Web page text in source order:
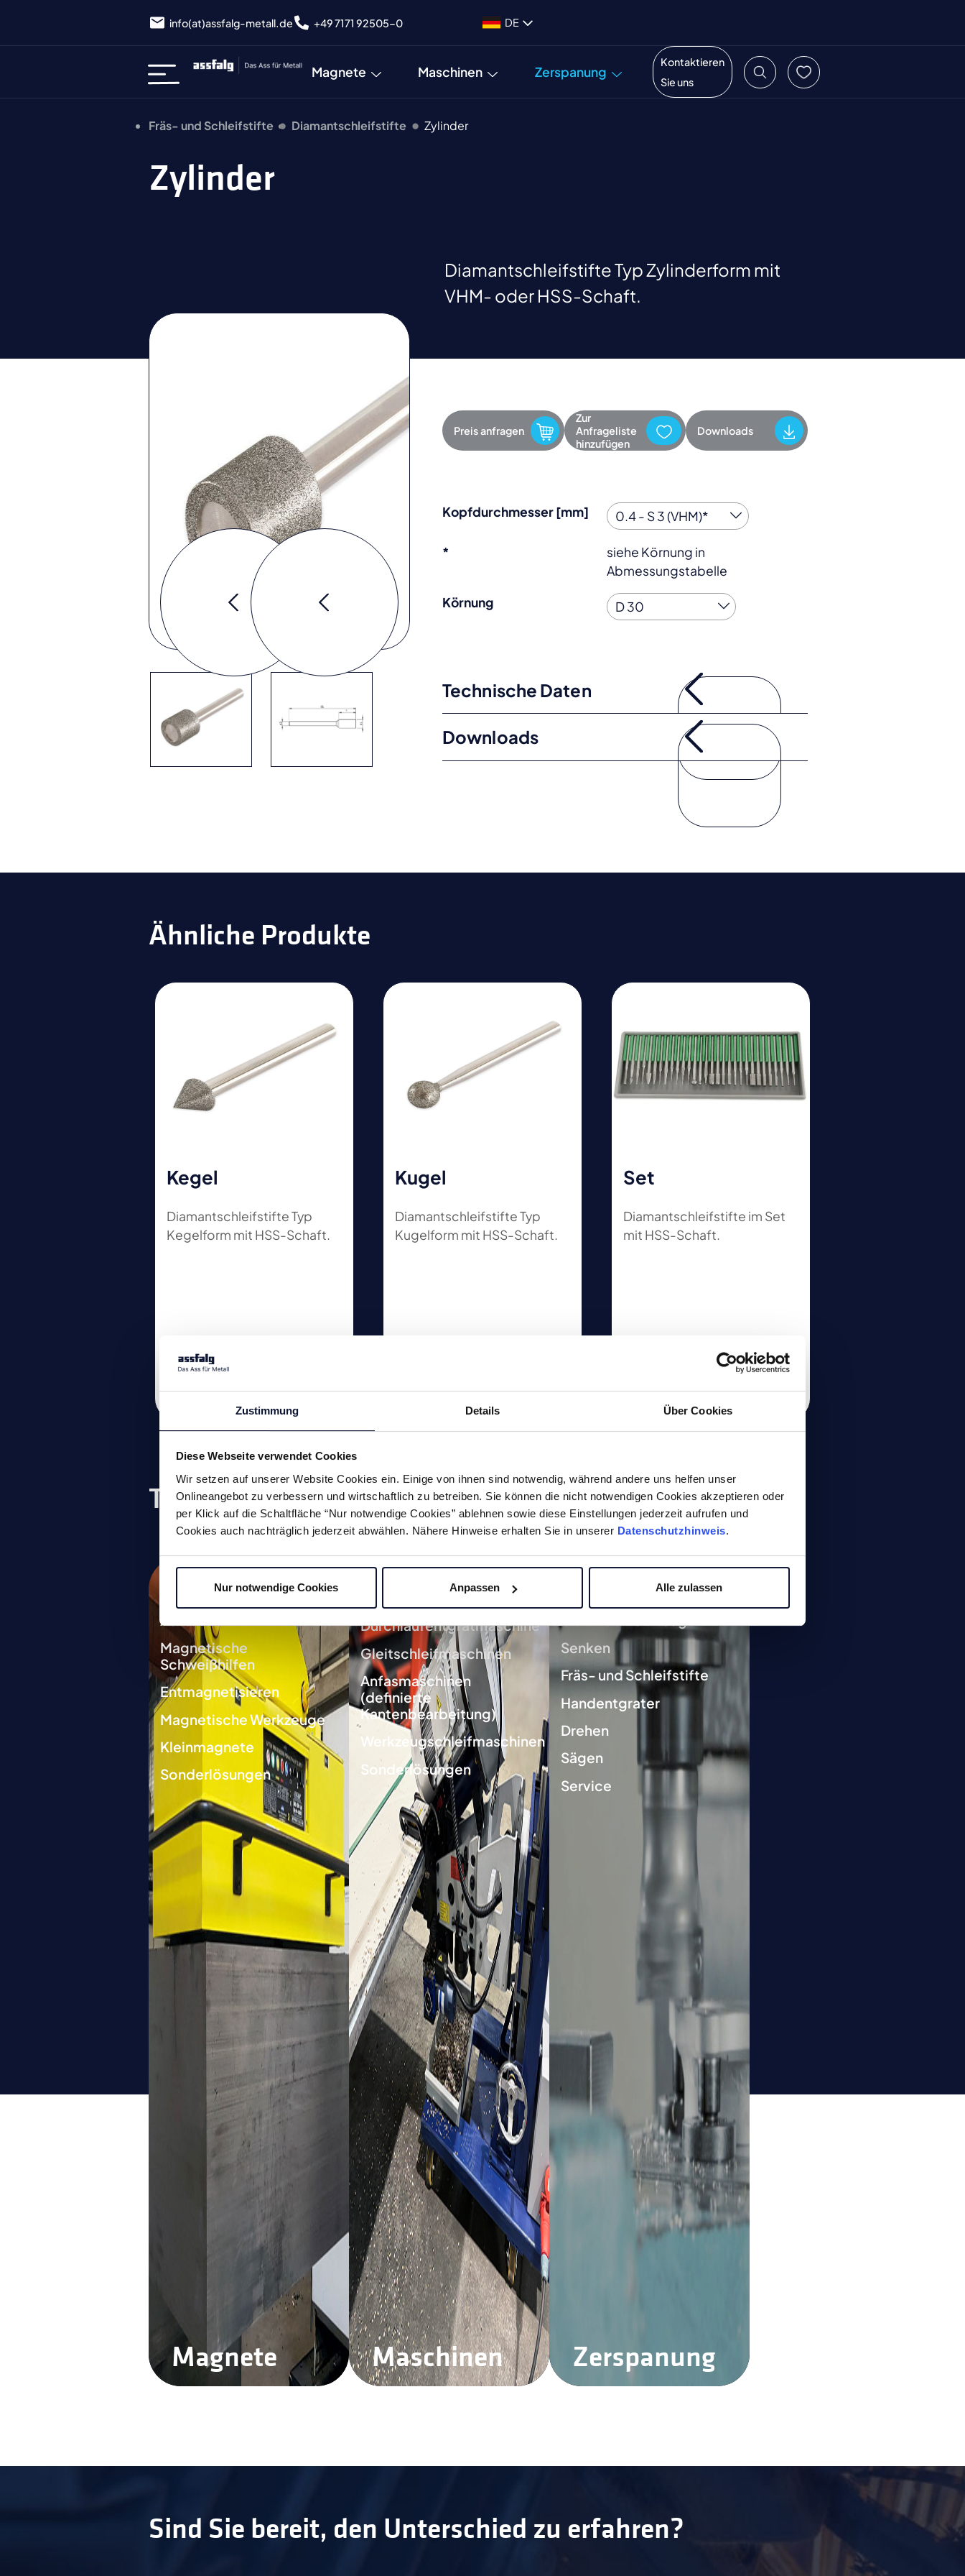
Zustimmung Details Über Cookies
Diese Webseite verwendet Cookies
Wir setzen auf unserer Website Cookies ein. Einige von ihnen sind notwendig, während andere uns helfen unser
Onlineangebot zu verbessern und wirtschaftlich zu betreiben. Sie können die nicht notwendigen Cookies akzeptieren oder
per Klick auf die Schaltfläche “Nur notwendige Cookies” ablehnen sowie diese Einstellungen jederzeit aufrufen und
Cookies auch nachträglich jederzeit abwählen. Nähere Hinweise erhalten Sie in unserer Datenschutzhinweis.
Nur notwendige Cookies Anpassen Alle zulassen
info(at)assfalg-metall.de +49 7171 92505-0 DE
Magnete Maschinen Zerspanung
Kontaktieren
Sie uns
Fräs- und Schleifstifte Diamantschleifstifte Zylinder
Zylinder
Diamantschleifstifte Typ Zylinderform mit
VHM- oder HSS-Schaft.
Preis anfragen
Zur
Anfrageliste
hinzufügen
Downloads
Kopfdurchmesser [mm]
*
siehe Körnung in
Abmessungstabelle
Körnung
Technische Daten
Downloads
Ähnliche Produkte
Kegel
Diamantschleifstifte Typ
Kegelform mit HSS-Schaft.
Kugel
Diamantschleifstifte Typ
Kugelform mit HSS-Schaft.
Set
Diamantschleifstifte im Set
mit HSS-Schaft.
Technologien
Lasthebemagnete
Magnetspannplatten
Automation
Magnetische
Schweißhilfen
Entmagnetisieren
Magnetische Werkzeuge
Kleinmagnete
Sonderlösungen
Magnete
Entgratmaschinen
Kantenbearbeitung)
Durchlaufentgratmaschine
Gleitschleifmaschinen
Anfasmaschinen
(definierte
Kantenbearbeitung)
Werkzeugschleifmaschinen
Sonderlösungen
Maschinen
Fräsen
Senken
Fräs- und Schleifstifte
Handentgrater
Drehen
Sägen
Service
Zerspanung
Sind Sie bereit, den Unterschied zu erfahren?